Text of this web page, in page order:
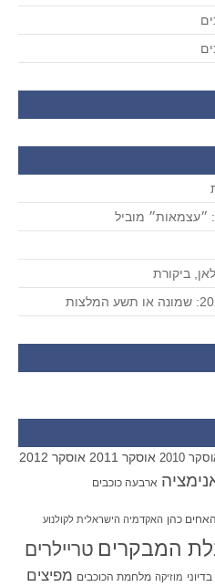
ביקורת
2010 אוסקר 2011 אוסקר 2012
ארבעה כוכבים
האחים כהן האקדמיה הישראלית לקולנוע
המבקרים טריילרים
מוזיקה מלחמת הכוכבים מפיצים